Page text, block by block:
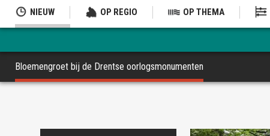
NIEUW OP REGIO OP THEMA
Bloemengroet bij de Drentse oorlogsmonumenten